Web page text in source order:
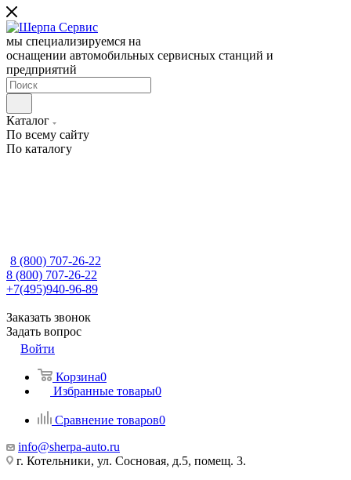
мы специализируемся на
оснащении автомобильных сервисных станций и
предприятий
Каталог
По всему сайту
По каталогу
8 (800) 707-26-22
8 (800) 707-26-22
+7(495)940-96-89
Заказать звонок
Задать вопрос
Войти
Корзина0
Избранные товары0
Сравнение товаров0
info@sherpa-auto.ru
г. Котельники, ул. Сосновая, д.5, помещ. 3.